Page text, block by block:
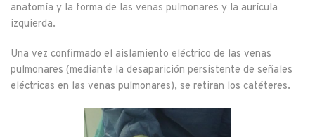
anatomía y la forma de las venas pulmonares y la aurícula
izquierda.
Una vez confirmado el aislamiento eléctrico de las venas
pulmonares (mediante la desaparición persistente de señales
eléctricas en las venas pulmonares), se retiran los catéteres.